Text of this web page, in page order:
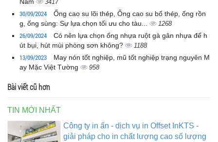
3417
30/09/2024
Ống cao su lõi thép, Ống cao su bố thép, ống rồn
g, ống sùng: Sự lựa chọn tối ưu cho tàu...
1268
26/09/2024
Có nên lựa chọn ống nhựa ruột gà gân nhựa để h
út bụi, hút mùi phòng sơn không?
1188
13/09/2023
May nón tốt nghiệp, mũ tốt nghiệp trạng nguyên M
ay Mặc Việt Tường
958
Bài viết cũ hơn
TIN MỚI NHẤT
Công ty in ấn - dịch vụ in Offset InKTS -
giải pháp cho in chất lượng cao số lượng